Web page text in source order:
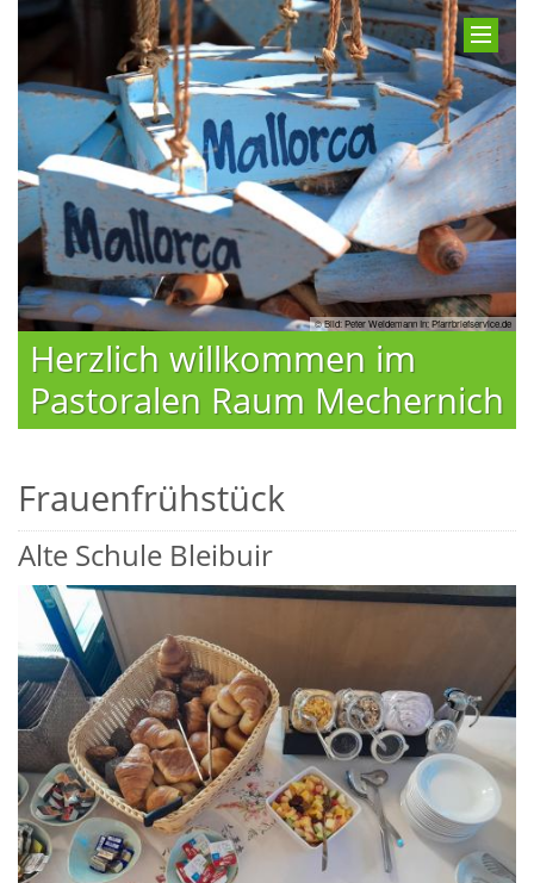
© Bild: Peter Weidemann In: Pfarrbriefservice.de
Herzlich willkommen im
Pastoralen Raum Mechernich
Frauenfrühstück
Alte Schule Bleibuir